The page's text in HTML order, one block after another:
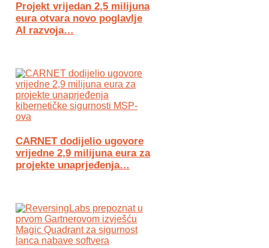
Projekt vrijedan 2,5 milijuna
eura otvara novo poglavlje
AI razvoja…
CARNET dodijelio ugovore
vrijedne 2,9 milijuna eura za
projekte unaprjeđenja…